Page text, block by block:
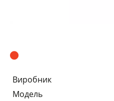
Виробник
Модель